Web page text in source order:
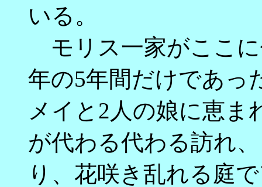
いる。
モリス一家がここに
年の5年間だけであっ
メイと2人の娘に恵ま
が代わる代わる訪れ
り、花咲き乱れる庭